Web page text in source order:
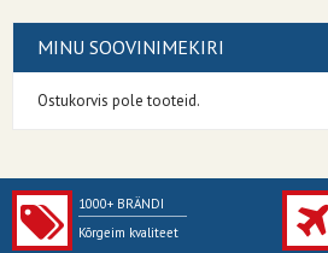
MINU SOOVINIMEKIRI
Ostukorvis pole tooteid.
1000+ BRÄNDI
Kõrgeim kvaliteet